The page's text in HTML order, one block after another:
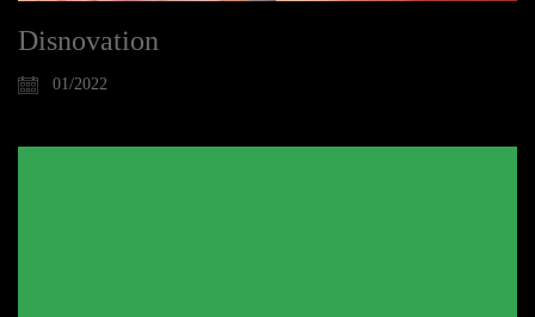
Disnovation
01/2022